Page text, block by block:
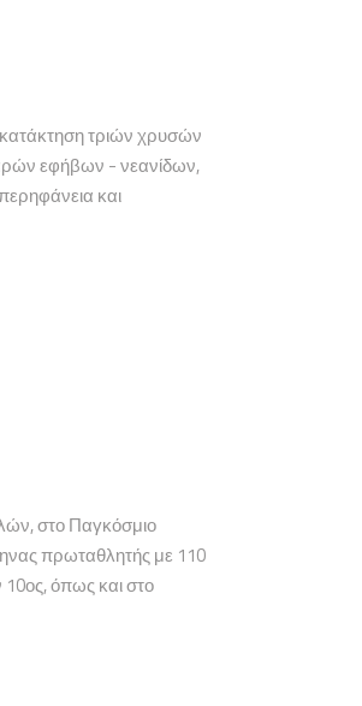
τριών χρυσών
εφήβων - νεανίδων,
και
στο Παγκόσμιο
πρωταθλητής με 110
10ος, όπως και στο